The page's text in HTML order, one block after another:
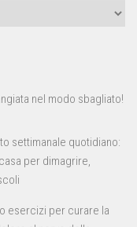
nel modo sbagliato!
settimanale quotidiano:
per dimagrire,
esercizi per curare la